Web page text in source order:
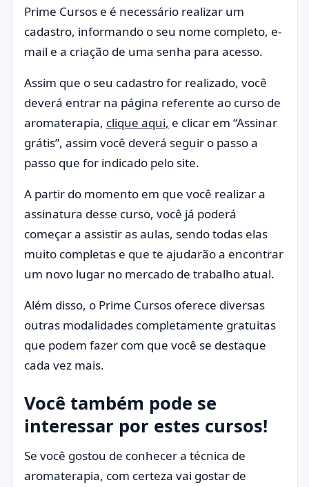
Prime Cursos e é necessário realizar um
cadastro, informando o seu nome completo, e-
mail e a criação de uma senha para acesso.
Assim que o seu cadastro for realizado, você
deverá entrar na página referente ao curso de
aromaterapia, clique aqui, e clicar em “Assinar
grátis”, assim você deverá seguir o passo a
passo que for indicado pelo site.
A partir do momento em que você realizar a
assinatura desse curso, você já poderá
começar a assistir as aulas, sendo todas elas
muito completas e que te ajudarão a encontrar
um novo lugar no mercado de trabalho atual.
Além disso, o Prime Cursos oferece diversas
outras modalidades completamente gratuitas
que podem fazer com que você se destaque
cada vez mais.
Você também pode se
interessar por estes cursos!
Se você gostou de conhecer a técnica de
aromaterapia, com certeza vai gostar de